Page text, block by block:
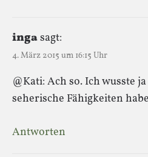
ingasagt:
4. März 2015 um 16:15 Uhr
@Kati: Ach so. Ich wusste
seherische Fähigkeiten
Antworten